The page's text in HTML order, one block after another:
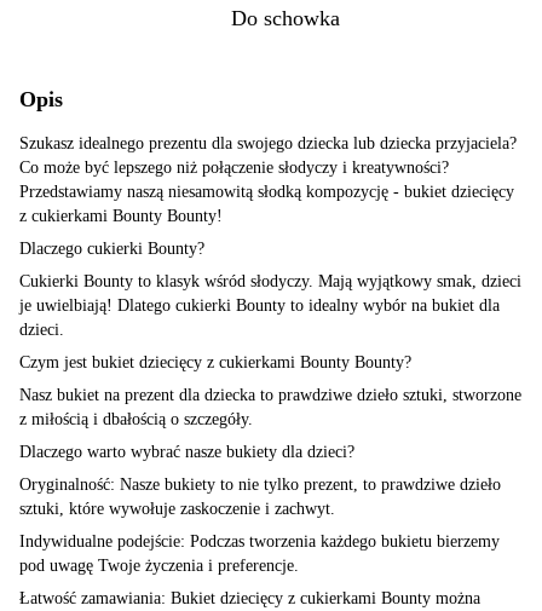
Do schowka
Opis
Szukasz idealnego prezentu dla swojego dziecka lub dziecka przyjaciela?
Co może być lepszego niż połączenie słodyczy i kreatywności?
Przedstawiamy naszą niesamowitą słodką kompozycję - bukiet dziecięcy
z cukierkami Bounty Bounty!
Dlaczego cukierki Bounty?
Cukierki Bounty to klasyk wśród słodyczy. Mają wyjątkowy smak, dzieci
je uwielbiają! Dlatego cukierki Bounty to idealny wybór na bukiet dla
dzieci.
Czym jest bukiet dziecięcy z cukierkami Bounty Bounty?
Nasz bukiet na prezent dla dziecka to prawdziwe dzieło sztuki, stworzone
z miłością i dbałością o szczegóły.
Dlaczego warto wybrać nasze bukiety dla dzieci?
Oryginalność: Nasze bukiety to nie tylko prezent, to prawdziwe dzieło
sztuki, które wywołuje zaskoczenie i zachwyt.
Indywidualne podejście: Podczas tworzenia każdego bukietu bierzemy
pod uwagę Twoje życzenia i preferencje.
Łatwość zamawiania: Bukiet dziecięcy z cukierkami Bounty można